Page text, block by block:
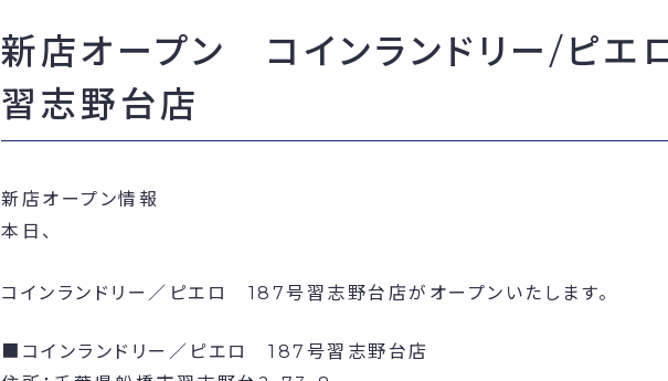
新店オープン コインランドリー/ピ
習志野台店
新店オープン情報
本日、
コインランドリー／ピエロ 187号習志野台店がオープンいたします。
■コインランドリー／ピエロ 187号習志野台店